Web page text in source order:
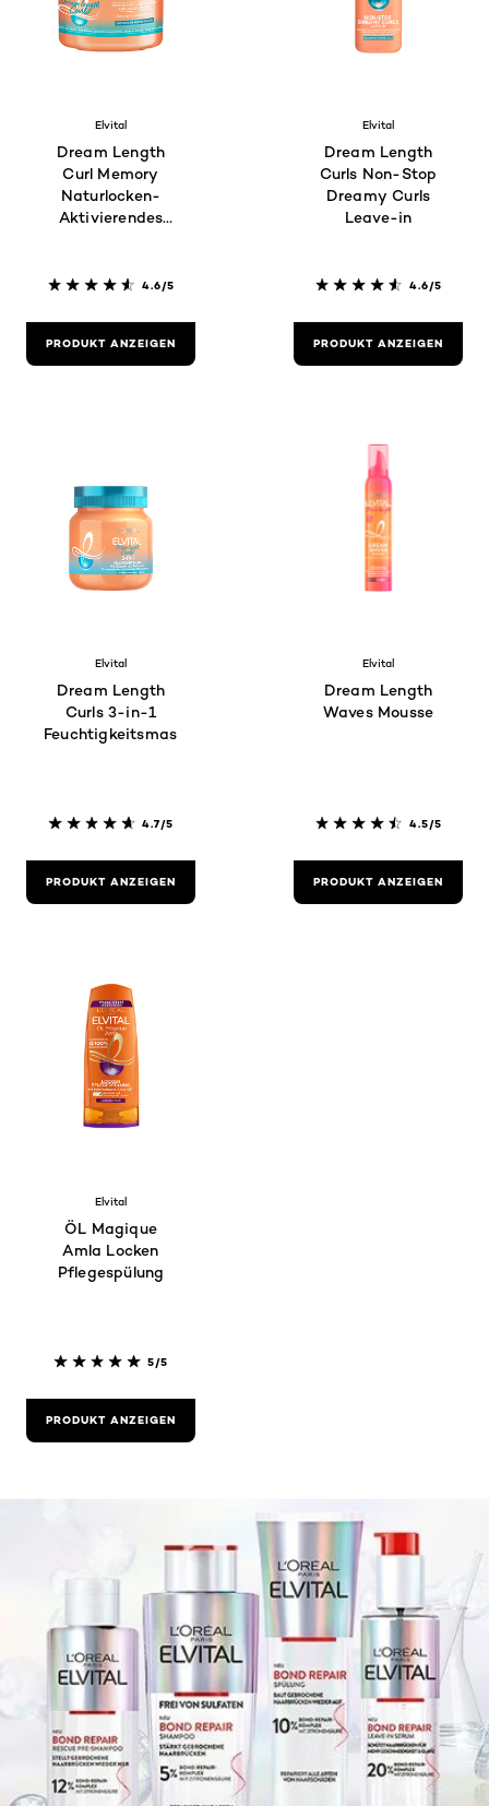
Elvital
Dream Length
Curl Memory
Naturlocken-
Aktivierendes
4.6/5
PRODUKT ANZEIGEN
Elvital
Dream Length
Curls Non-Stop
Dreamy Curls
Leave-in
4.6/5
PRODUKT ANZEIGEN
Elvital
Dream Length
Curls 3-in-1
Feuchtigkeitsmaske
4.7/5
PRODUKT ANZEIGEN
Elvital
Dream Length
Waves Mousse
4.5/5
PRODUKT ANZEIGEN
Elvital
ÖL Magique
Amla Locken
Pflegespülung
5/5
PRODUKT ANZEIGEN